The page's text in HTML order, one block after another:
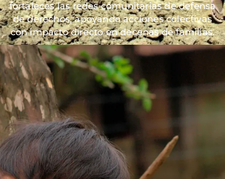
fortaleces las redes comunitarias de defensa
de derechos, apoyando acciones colectivas
con impacto directo en decenas de familias.